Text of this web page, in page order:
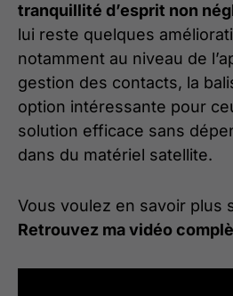
tranquillité d’esprit non
lui reste quelques
notamment au niveau de
gestion des contacts, la
option intéressante pour
solution efficace sans
dans du matériel satellite.
Vous voulez en savoir plus
Retrouvez ma vidéo